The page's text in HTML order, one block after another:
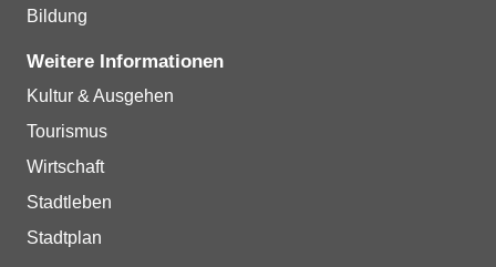
Bildung
Weitere Informationen
Kultur & Ausgehen
Tourismus
Wirtschaft
Stadtleben
Stadtplan